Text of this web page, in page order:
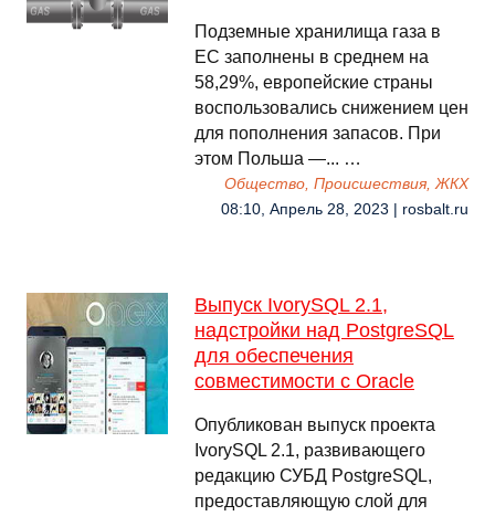
Подземные хранилища газа в
ЕС заполнены в среднем на
58,29%, европейские страны
воспользовались снижением цен
для пополнения запасов. При
этом Польша —... …
Общество, Происшествия, ЖКХ
08:10, Апрель 28, 2023 | rosbalt.ru
Выпуск IvorySQL 2.1,
надстройки над PostgreSQL
для обеспечения
совместимости с Oracle
Опубликован выпуск проекта
IvorySQL 2.1, развивающего
редакцию СУБД PostgreSQL,
предоставляющую слой для